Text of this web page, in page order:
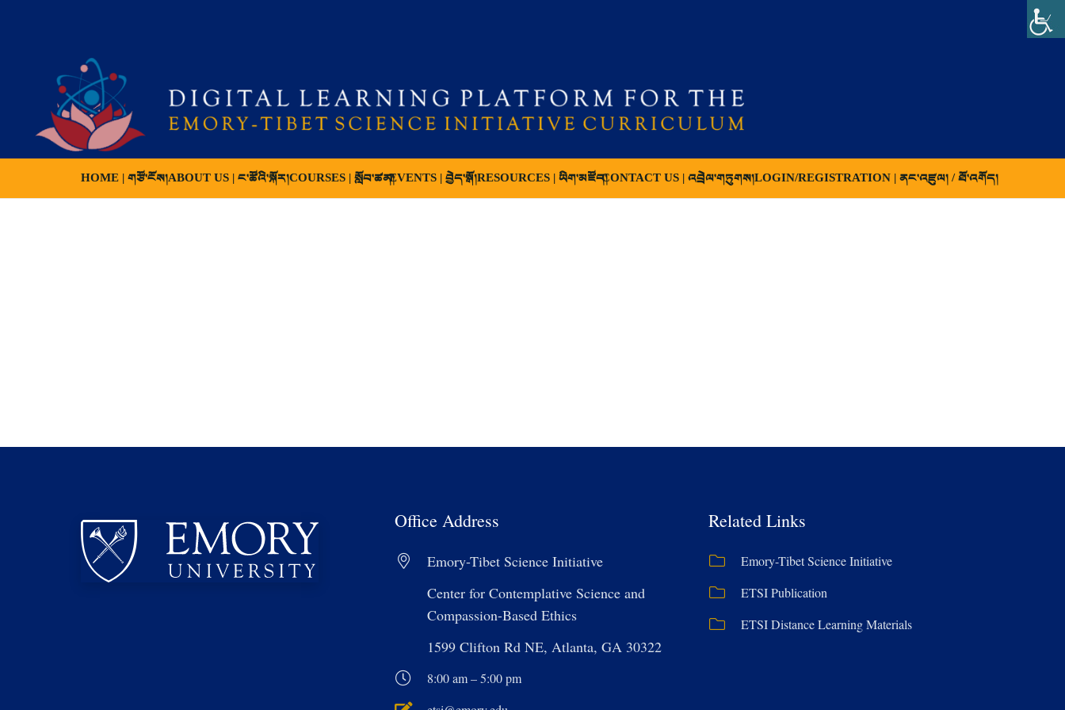
HOME | གཙོ་ངོས།ABOUT US | ང་ཚོའི་སྐོར།COURSES | སློབ་ཚན།EVENTS | བྱེད་སྒོ།RESOURCES | ཡིག་མཛོད།CONTACT US | འབྲེལ་གཏུགས།LOGIN/REGISTRATION | ནང་འཛུལ། / ཐོ་འགོད།
Office Address
Emory-Tibet Science Initiative
Center for Contemplative Science and
Compassion-Based Ethics
1599 Clifton Rd NE, Atlanta, GA 30322
8:00 am – 5:00 pm
Related Links
Emory-Tibet Science Initiative
ETSI Publication
ETSI Distance Learning Materials